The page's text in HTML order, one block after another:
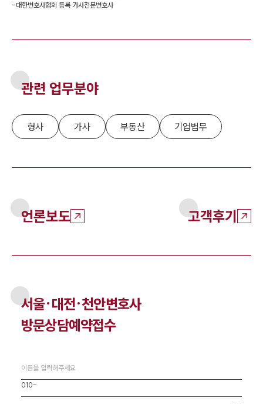
-대한변호사협회 등록 가사전문변호사
관련 업무분야
형사 가사 부동산 기업법무
언론보도 고객후기
서울·대전·천안변호사
방문상담예약접수